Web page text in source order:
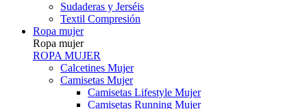
Sudaderas y Jerséis
Textil Compresión
Ropa mujer
Ropa mujer
ROPA MUJER
Calcetines Mujer
Camisetas Mujer
Camisetas Lifestyle Mujer
Camisetas Running Mujer